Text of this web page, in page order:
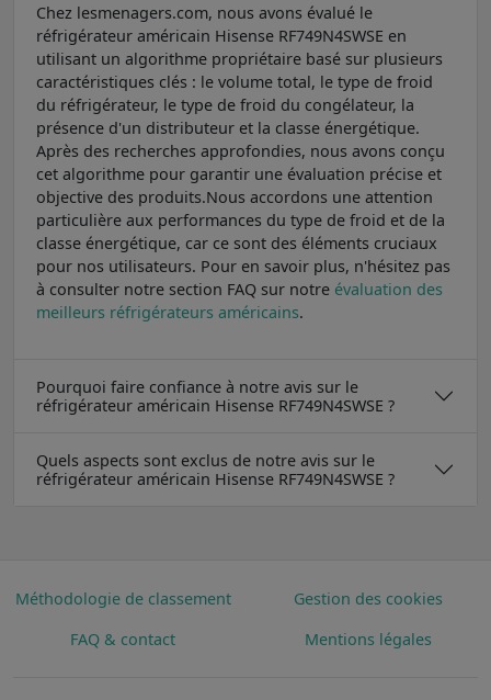
Chez lesmenagers.com, nous avons évalué le
réfrigérateur américain Hisense RF749N4SWSE en
utilisant un algorithme propriétaire basé sur plusieurs
caractéristiques clés : le volume total, le type de froid
du réfrigérateur, le type de froid du congélateur, la
présence d'un distributeur et la classe énergétique.
Après des recherches approfondies, nous avons conçu
cet algorithme pour garantir une évaluation précise et
objective des produits.Nous accordons une attention
particulière aux performances du type de froid et de la
classe énergétique, car ce sont des éléments cruciaux
pour nos utilisateurs. Pour en savoir plus, n'hésitez pas
à consulter notre section FAQ sur notre évaluation des
meilleurs réfrigérateurs américains.
Pourquoi faire confiance à notre avis sur le
réfrigérateur américain Hisense RF749N4SWSE ?
Quels aspects sont exclus de notre avis sur le
réfrigérateur américain Hisense RF749N4SWSE ?
Méthodologie de classement
Gestion des cookies
FAQ & contact
Mentions légales